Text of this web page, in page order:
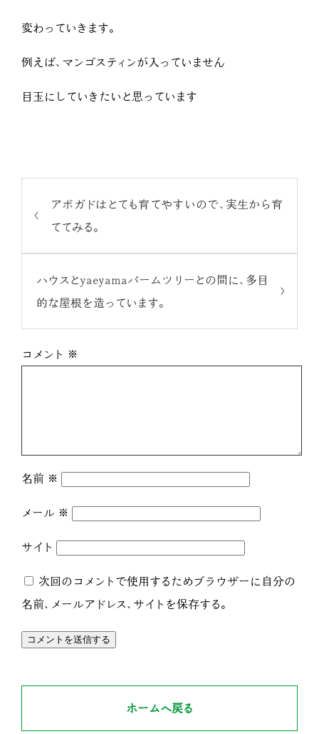
変わっていきます。
例えば、マンゴスティンが入っていません
目玉にしていきたいと思っています
アボガドはとても育てやすいので、実生から育
ててみる。
ハウスとyaeyamaパームツリーとの間に、多目
的な屋根を造っています。
コメント ※
名前 ※
メール ※
サイト
次回のコメントで使用するためブラウザーに自分の
名前、メールアドレス、サイトを保存する。
ホームへ戻る